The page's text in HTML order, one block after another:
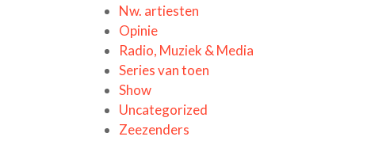
Nw. artiesten
Opinie
Radio, Muziek & Media
Series van toen
Show
Uncategorized
Zeezenders